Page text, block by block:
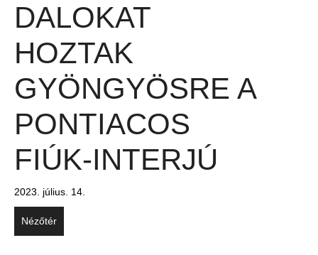
DALOKAT
HOZTAK
GYÖNGYÖSRE A
PONTIACOS
FIÚK-INTERJÚ
2023. július. 14.
Nézőtér